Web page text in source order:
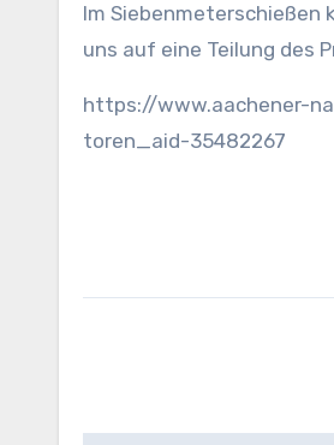
Im Siebenmeterschießen
uns auf eine Teilung des
https://www.aachener-
toren_aid-35482267